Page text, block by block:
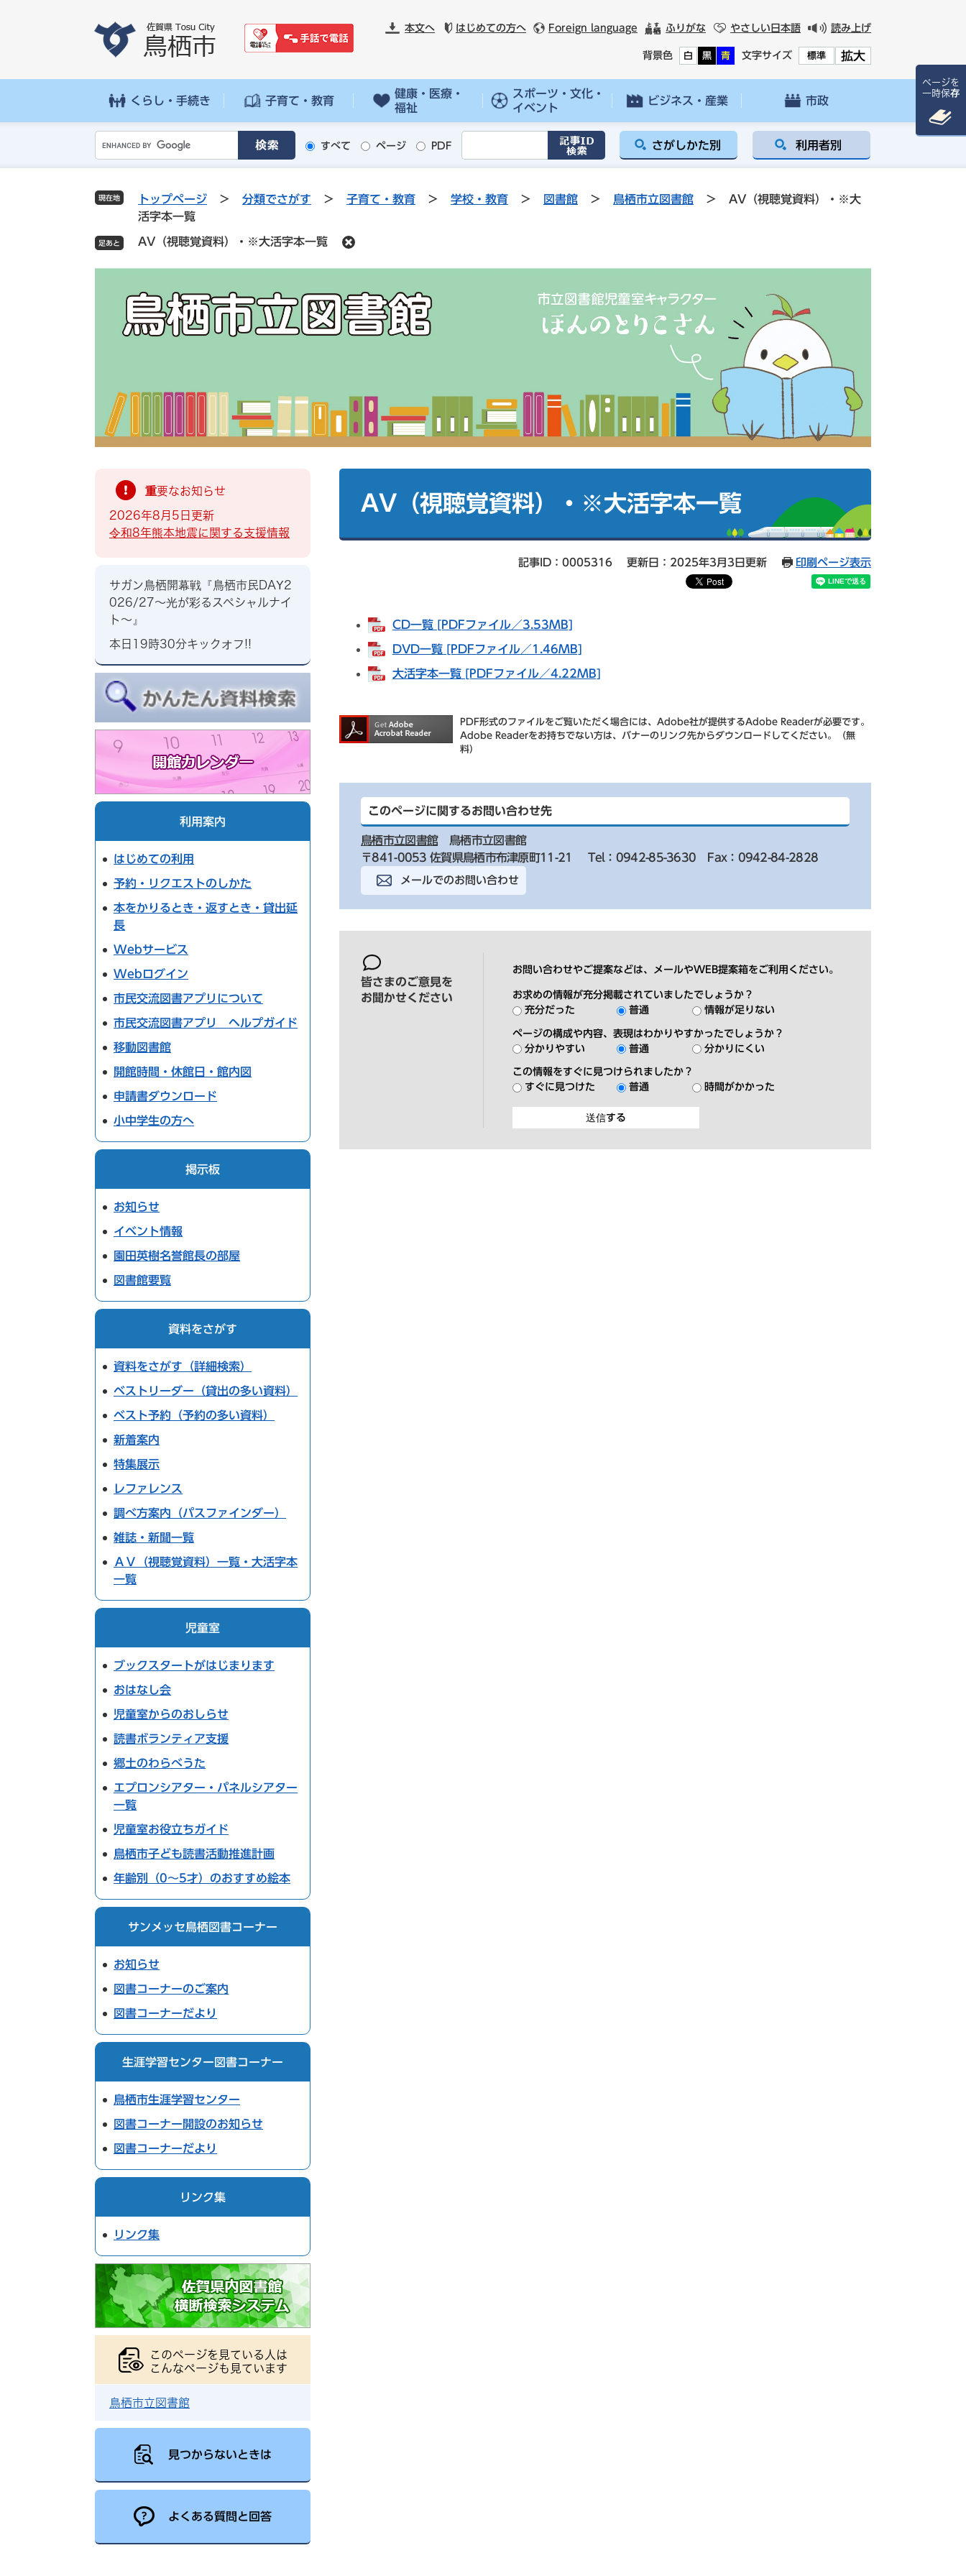
先
を
本文へ はじめての方へ Foreign language ふりがな やさしい日本語 読み上げ
背景色 白 黒 青 文字サイズ 標準 拡大
くらし・手続き 子育て・教育
健康・医療・
福祉
スポーツ・文化・
イベント
ビジネス・産業 市政
o
g
l
カ
すべて ページ PDF さがしかた別 利用者別
現在地 トップページ > 分類でさがす > 子育て・教育 > 学校・教育 > 図書館 > 鳥栖市立図書館 >
AV（視聴覚資料）・※大
活字本一覧
AV（視聴覚資料）・※大活字本一覧
AV（視聴覚資料）・※大活字本一覧
記事ID：0005316 更新日：2025年3月3日更新 印刷ページ表示
CD一覧 [PDFファイル／3.53MB]
DVD一覧 [PDFファイル／1.46MB]
大活字本一覧 [PDFファイル／4.22MB]
PDF形式のファイルをご覧いただく場合には、Adobe社が提供するAdobe Readerが必要です。
Adobe Readerをお持ちでない方は、バナーのリンク先からダウンロードしてください。（無
料）
このページに関するお問い合わせ先
鳥栖市立図書館
鳥栖市立図書館
〒841-0053 佐賀県鳥栖市布津原町11-21
Tel：0942-85-3630 Fax：0942-84-2828
メールでのお問い合わせ
皆さまのご意見を
お聞かせください
お問い合わせやご提案などは、メールやWEB提案箱をご利用ください。
お求めの情報が充分掲載されていましたでしょうか？
充分だった
普通 情報が足りない
ページの構成や内容、表現はわかりやすかったでしょうか？
分かりやすい
普通 分かりにくい
この情報をすぐに見つけられましたか？
すぐに見つけた
普通 時間がかかった
重要なお知らせ
2026年8月5日更新
令和8年熊本地震に関する支援情報
サガン鳥栖開幕戦『鳥栖市民DAY2
026/27～光が彩るスペシャルナイ
ト～』
本日19時30分キックオフ!!
利用案内
はじめての利用
予約・リクエストのしかた
本をかりるとき・返すとき・貸出延
長
Webサービス
Webログイン
市民交流図書アプリについて
市民交流図書アプリ ヘルプガイド
移動図書館
開館時間・休館日・館内図
申請書ダウンロード
小中学生の方へ
掲示板
お知らせ
イベント情報
園田英樹名誉館長の部屋
図書館要覧
資料をさがす
資料をさがす（詳細検索）
ベストリーダー（貸出の多い資料）
ベスト予約（予約の多い資料）
新着案内
特集展示
レファレンス
調べ方案内（パスファインダー）
雑誌・新聞一覧
ＡＶ（視聴覚資料）一覧・大活字本
一覧
児童室
ブックスタートがはじまります
おはなし会
児童室からのおしらせ
読書ボランティア支援
郷土のわらべうた
エプロンシアター・パネルシアター
一覧
児童室お役立ちガイド
鳥栖市子ども読書活動推進計画
年齢別（0～5才）のおすすめ絵本
サンメッセ鳥栖図書コーナー
お知らせ
図書コーナーのご案内
図書コーナーだより
生涯学習センター図書コーナー
鳥栖市生涯学習センター
図書コーナー開設のお知らせ
図書コーナーだより
リンク集
リンク集
このページを見ている人は
こんなページも見ています
鳥栖市立図書館
見つからないときは
よくある質問と回答
ページを
一時保存